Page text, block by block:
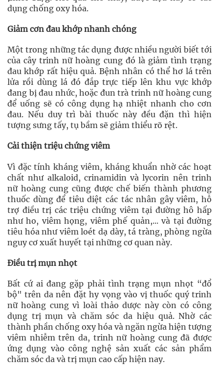
dụng chống oxy hóa.
Giảm cơn đau khớp nhanh chóng
Một trong những tác dụng được nhiều người biết tới
của cây trinh nữ hoàng cung đó là giảm tình trạng
đau khớp rất hiệu quả. Bệnh nhân có thể hơ lá trên
lửa rồi dùng lá đó đắp trực tiếp lên khu vực khớp
đang bị đau nhức, hoặc đun trà trinh nữ hoàng cung
để uống sẽ có công dụng hạ nhiệt nhanh cho cơn
đau. Nếu duy trì bài thuốc này đều đặn thì hiện
tượng sưng tấy, tụ bầm sẽ giảm thiểu rõ rệt.
Cải thiện triệu chứng viêm
Vì đặc tính kháng viêm, kháng khuẩn nhờ các hoạt
chất như alkaloid, crinamidin và lycorin nên trinh
nữ hoàng cung cũng được chế biến thành phương
thuốc dùng để tiêu diệt các tác nhân gây viêm, hỗ
trợ điều trị các triệu chứng viêm tại đường hô hấp
như ho, viêm họng, viêm phế quản,... và tại đường
tiêu hóa như viêm loét dạ dày, tá tràng, phòng ngừa
nguy cơ xuất huyết tại những cơ quan này.
Điều trị mụn nhọt
Bất cứ ai đang gặp phải tình trạng mụn nhọt “đổ
bộ" trên da nên đặt hy vọng vào vị thuốc quý trinh
nữ hoàng cung vì loài thảo dược này còn có công
dụng trị mụn và chăm sóc da hiệu quả. Nhờ các
thành phần chống oxy hóa và ngăn ngừa hiện tượng
viêm nhiễm trên da, trinh nữ hoàng cung đã được
ứng dụng vào công nghệ sản xuất các sản phẩm
chăm sóc da và trị mụn cao cấp hiện nay.